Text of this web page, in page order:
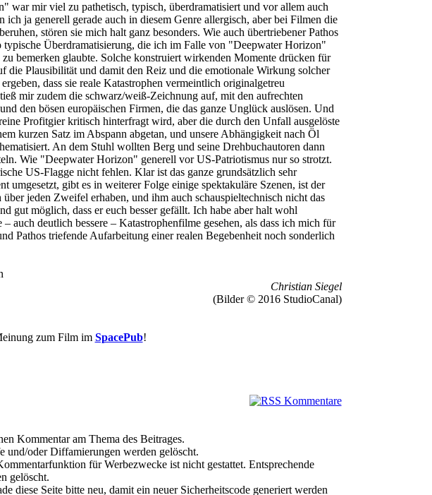
war mir viel zu pathetisch, typisch, überdramatisiert und vor allem auch
ich ja generell gerade auch in diesem Genre allergisch, aber bei Filmen die
stören sie mich halt ganz besonders. Wie auch übertriebener Pathos
Überdramatisierung, die ich im Falle von "Deepwater Horizon"
bemerken glaubte. Solche konstruiert wirkenden Momente drücken für
die Plausibilität und damit den Reiz und die emotionale Wirkung solcher
dass sie reale Katastrophen vermeintlich originalgetreu
mir zudem die schwarz/weiß-Zeichnung auf, mit den aufrechten
den bösen europäischen Firmen, die das ganze Unglück auslösen. Und
Profitgier kritisch hinterfragt wird, aber die durch den Unfall ausgelöste
kurzen Satz im Abspann abgetan, und unsere Abhängigkeit nach Öl
An dem Stuhl wollten Berg und seine Drehbuchautoren dann
Wie "Deepwater Horizon" generell vor US-Patriotismus nur so strotzt.
US-Flagge nicht fehlen. Klar ist das ganze grundsätzlich sehr
umgesetzt, gibt es in weiterer Folge einige spektakuläre Szenen, ist der
jeden Zweifel erhaben, und ihm auch schauspieltechnisch nicht das
gut möglich, dass er euch besser gefällt. Ich habe aber halt wohl
auch deutlich bessere – Katastrophenfilme gesehen, als dass ich mich für
Pathos triefende Aufarbeitung einer realen Begebenheit noch sonderlich
Christian Siegel
(Bilder © 2016 StudioCanal)
zum Film im SpacePub!
Kommentar am Thema des Beitrages.
und/oder Diffamierungen werden gelöscht.
für Werbezwecke ist nicht gestattet. Entsprechende
gelöscht.
diese Seite bitte neu, damit ein neuer Sicherheitscode generiert werden